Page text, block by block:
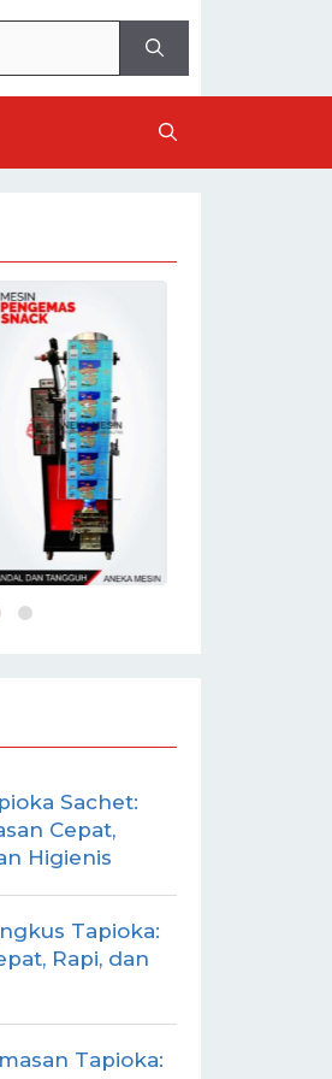
Sachet:
Cepat,
Higienis
Tapioka:
Rapi, dan
Tapioka: